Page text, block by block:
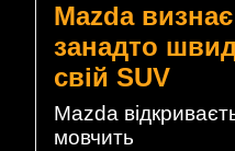
Mazda
занадто
свій SUV
Mazda
мовчить